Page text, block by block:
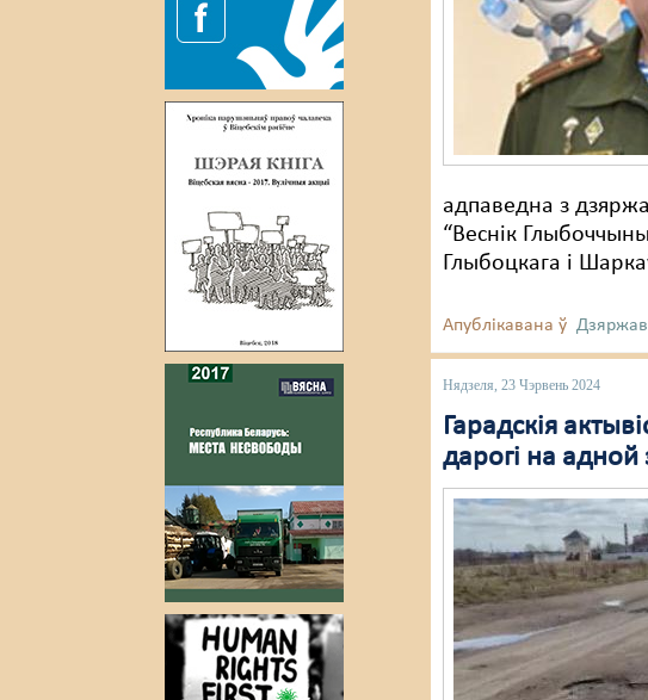
адпаведна з
“Веснік
Глыбоцкага і
Апублікавана ў
Нядзеля, 23 Чэрвень 2024
Гарадскія
дарогі на адной